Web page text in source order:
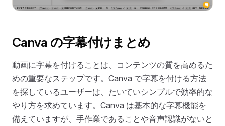
Canva の字幕付けまとめ
動画に字幕を付けることは、コンテンツの質を高めるた
めの重要なステップです。Canva で字幕を付ける方法
を探しているユーザーは、たいていシンプルで効率的な
やり方を求めています。Canva は基本的な字幕機能を
備えていますが、手作業であることや音声認識がないと